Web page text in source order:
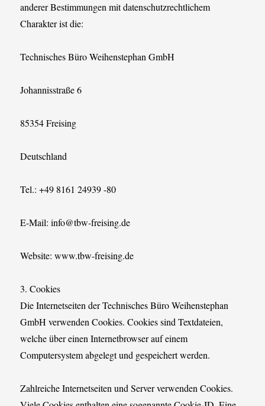
anderer Bestimmungen mit datenschutzrechtlichem
Charakter ist die:
Technisches Büro Weihenstephan GmbH
Johannisstraße 6
85354 Freising
Deutschland
Tel.: +49 8161 24939 -80
E-Mail: info@tbw-freising.de
Website: www.tbw-freising.de
3. Cookies
Die Internetseiten der Technisches Büro Weihenstephan
GmbH verwenden Cookies. Cookies sind Textdateien,
welche über einen Internetbrowser auf einem
Computersystem abgelegt und gespeichert werden.
Zahlreiche Internetseiten und Server verwenden Cookies.